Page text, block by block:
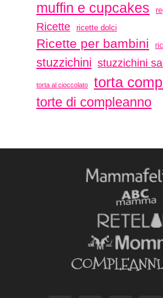
muffin e cupcakes
Ricette ricette dolci
Ricette per bambini
stuzzichini stuzzichini
torta al cioccolato torta
torte di compleanno